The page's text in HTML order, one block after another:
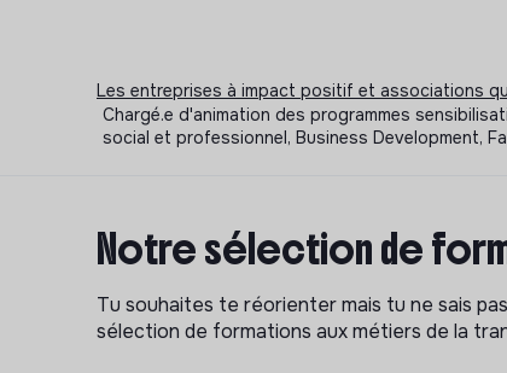
Les entreprises à impact positif et associations
Chargé.e d'animation des programmes
social et professionnel, Business Development,
Notre sélection de
Tu souhaites te réorienter mais tu ne sais
sélection de formations aux métiers de la